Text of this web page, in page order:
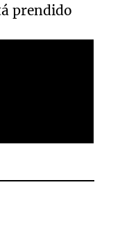
prendido